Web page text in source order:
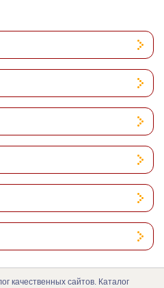
качественных сайтов. Каталог